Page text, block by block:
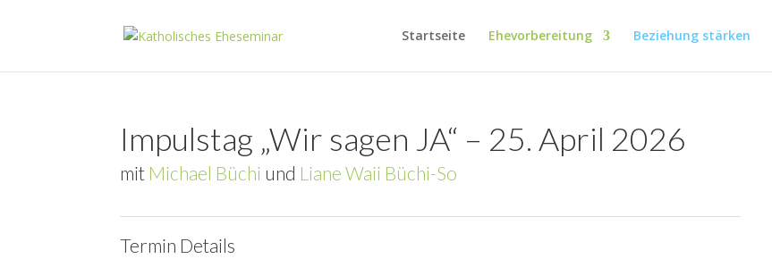
Startseite Ehevorbereitung Beziehung stärken
Impulstag „Wir sagen JA“ – 25. April 2026
mit Michael Büchi und Liane Waii Büchi-So
Termin Details